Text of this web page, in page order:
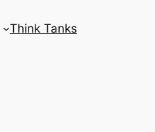
Think Tanks